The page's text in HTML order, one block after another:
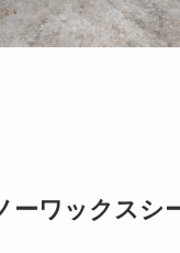
ーワックスシ